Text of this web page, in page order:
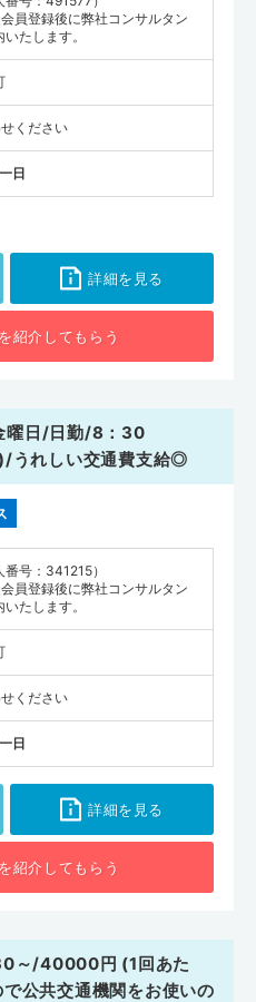
員登録後に弊社コンサルタン
たします。
ください
日
詳細を見る
紹介してもらう
曜日/日勤/8：30
うれしい交通費支給◎
号：341215）
員登録後に弊社コンサルタン
たします。
ください
日
詳細を見る
紹介してもらう
～/40000円 (1回あた
公共交通機関をお使いの